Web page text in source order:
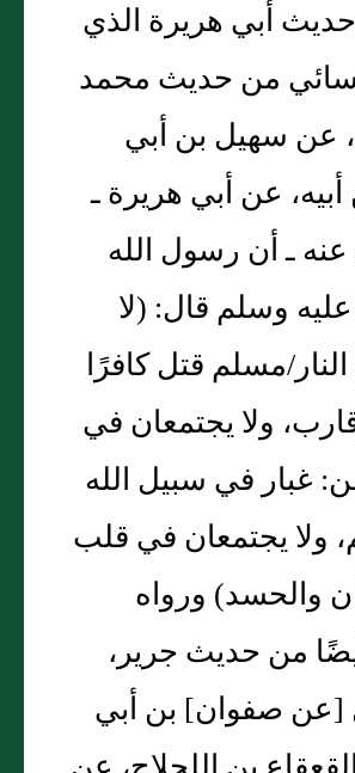
أبي هريرة الذي
من حديث محمد
عن سهيل بن أبي
عن أبي هريرة ـ
ـ أن رسول الله
وسلم قال‏:‏ ‏(‏لا
مسلم قتل كافرًا
ولا يجتمعان في
غبار في سبيل الله
ولا يجتمعان في قلب
والحسد‏)‏ ورواه
من حديث جرير،
صفوان‏]‏ بن أبي